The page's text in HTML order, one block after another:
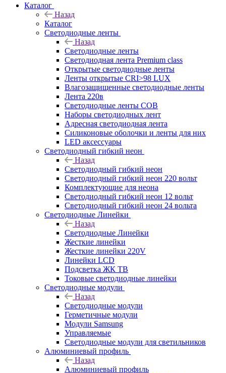
Каталог
Назад
Каталог
Светодиодные ленты
Назад
Светодиодные ленты
Светодиодная лента Premium class
Открытые светодиодные ленты
Ленты открытые CRI>98 LUX
Влагозащищенные светодиодные ленты
Лента 220в
Светодиодные ленты COB
Наборы светодиодных лент
Адресная светодиодная лента
Силиконовые оболочки и ленты для них
LED аксессуары
Светодиодный гибкий неон
Назад
Светодиодный гибкий неон
Светодиодный гибкий неон 220 вольт
Комплектующие для неона
Светодиодный гибкий неон 12 вольт
Светодиодный гибкий неон 24 вольта
Светодиодные Линейки
Назад
Светодиодные Линейки
Жесткие линейки
Жесткие линейки 220V
Линейки LCD
Подсветка ЖК ТВ
Токовые светодиодные линейки
Светодиодные модули
Назад
Светодиодные модули
Герметичные модули
Модули Samsung
Управляемые
Светодиодные модули для светильников
Алюминиевый профиль
Назад
Алюминиевый профиль